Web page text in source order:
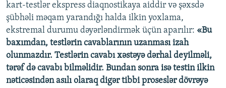
kart-testlər ekspress diaqnostikaya aiddir və şəxsdə
şübhəli məqam yarandığı halda ilkin yoxlama,
ekstremal durumu dəyərləndirmək üçün aparılır: «Bu
baxımdan, testlərin cavablarının uzanması izah
olunmazdır. Testlərin cavabı xəstəyə dərhal deyilməli,
tərəf də cavabı bilməlidir. Bundan sonra isə testin ilkin
nəticəsindən asılı olaraq digər tibbi proseslər dövrəyə